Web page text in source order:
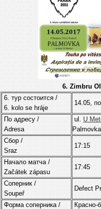
6. Zimbru
6. тур состоится /
6. kolo se hráje
14.05,
По адресу /
Adresa
ul. U
Palmovka
Cбор /
Sraz
17:15
Начало матча /
Začátek zápasu
17:45
Соперник /
Soupeř
Defect
Форма соперника /
Красно-